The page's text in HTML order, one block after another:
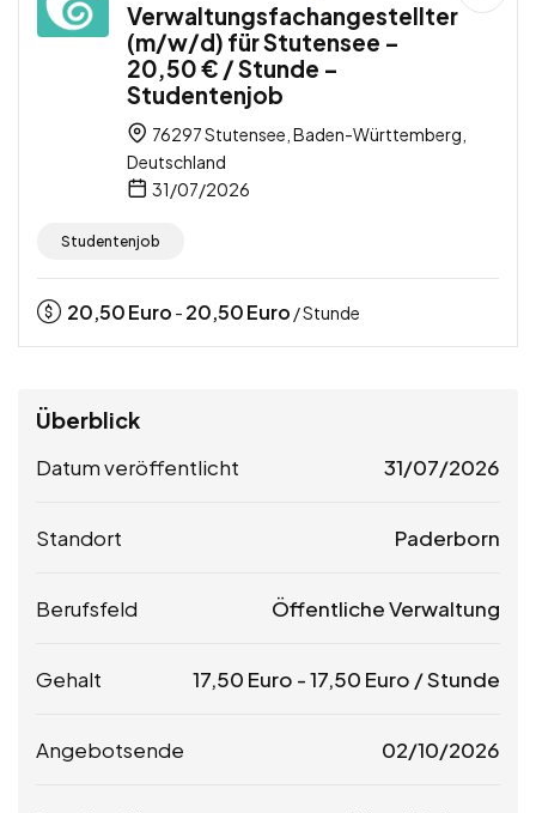
Verwaltungsfachangestellter
(m/w/d) für Stutensee –
20,50 € / Stunde –
Studentenjob
76297 Stutensee, Baden-Württemberg,
Deutschland
31/07/2026
Studentenjob
20,50Euro - 20,50Euro / Stunde
Überblick
Datum veröffentlicht 31/07/2026
Standort Paderborn
Berufsfeld Öffentliche Verwaltung
Gehalt 17,50 Euro -17,50 Euro / Stunde
Angebotsende 02/10/2026